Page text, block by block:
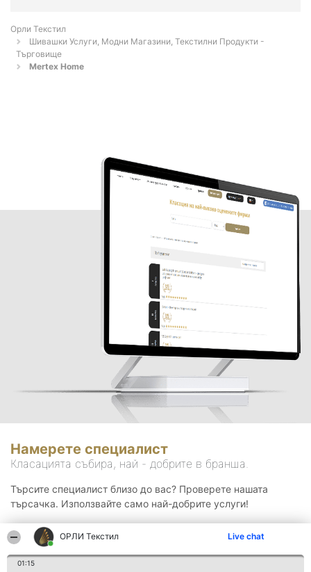
ОРЛИ Текстил Live chat
01:15
Орли Текстил
Шивашки Услуги, Модни Магазини, Текстилни Продукти -
Търговище
Mertex Home
Намерете специалист
Класацията събира, най - добрите в бранша.
Търсите специалист близо до вас? Проверете нашата
търсачка. Използвайте само най-добрите услуги!